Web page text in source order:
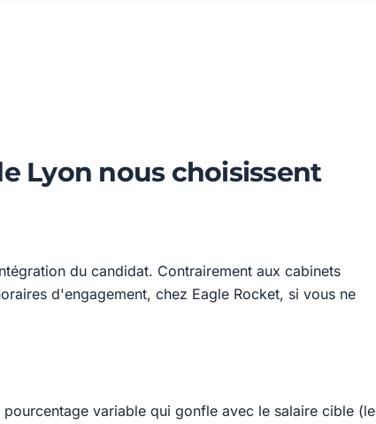
Lyon nous choisissent
du candidat. Contrairement aux cabinets
d'engagement, chez Eagle Rocket, si vous ne
variable qui gonfle avec le salaire cible (le